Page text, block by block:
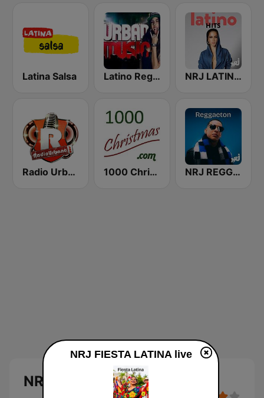
Latina Salsa Latino Reggaeton y Urbano NRJ LATINO HITS
Radio Urbano 1000 Christmas NRJ REGGAETON
NRJ FIESTA LATINA
NRJ FIESTA LATINA live